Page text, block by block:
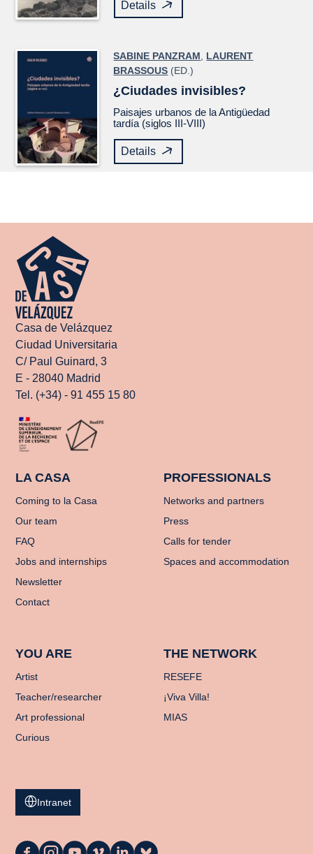
Details
SABINE PANZRAM
LAURENT
BRASSOUS (ED.)
¿Ciudades invisibles?
Paisajes urbanos de la Antigüedad
tardía (siglos III-VIII)
Details
Casa de Velázquez
Ciudad Universitaria
C/ Paul Guinard, 3
E - 28040 Madrid
Tel. (+34) - 91 455 15 80
LA CASA
Coming to la Casa
Our team
FAQ
Jobs and internships
Newsletter
Contact
PROFESSIONALS
Networks and partners
Press
Calls for tender
Spaces and accommodation
YOU ARE
Artist
Teacher/researcher
Art professional
Curious
THE NETWORK
RESEFE
¡Viva Villa!
MIAS
Intranet